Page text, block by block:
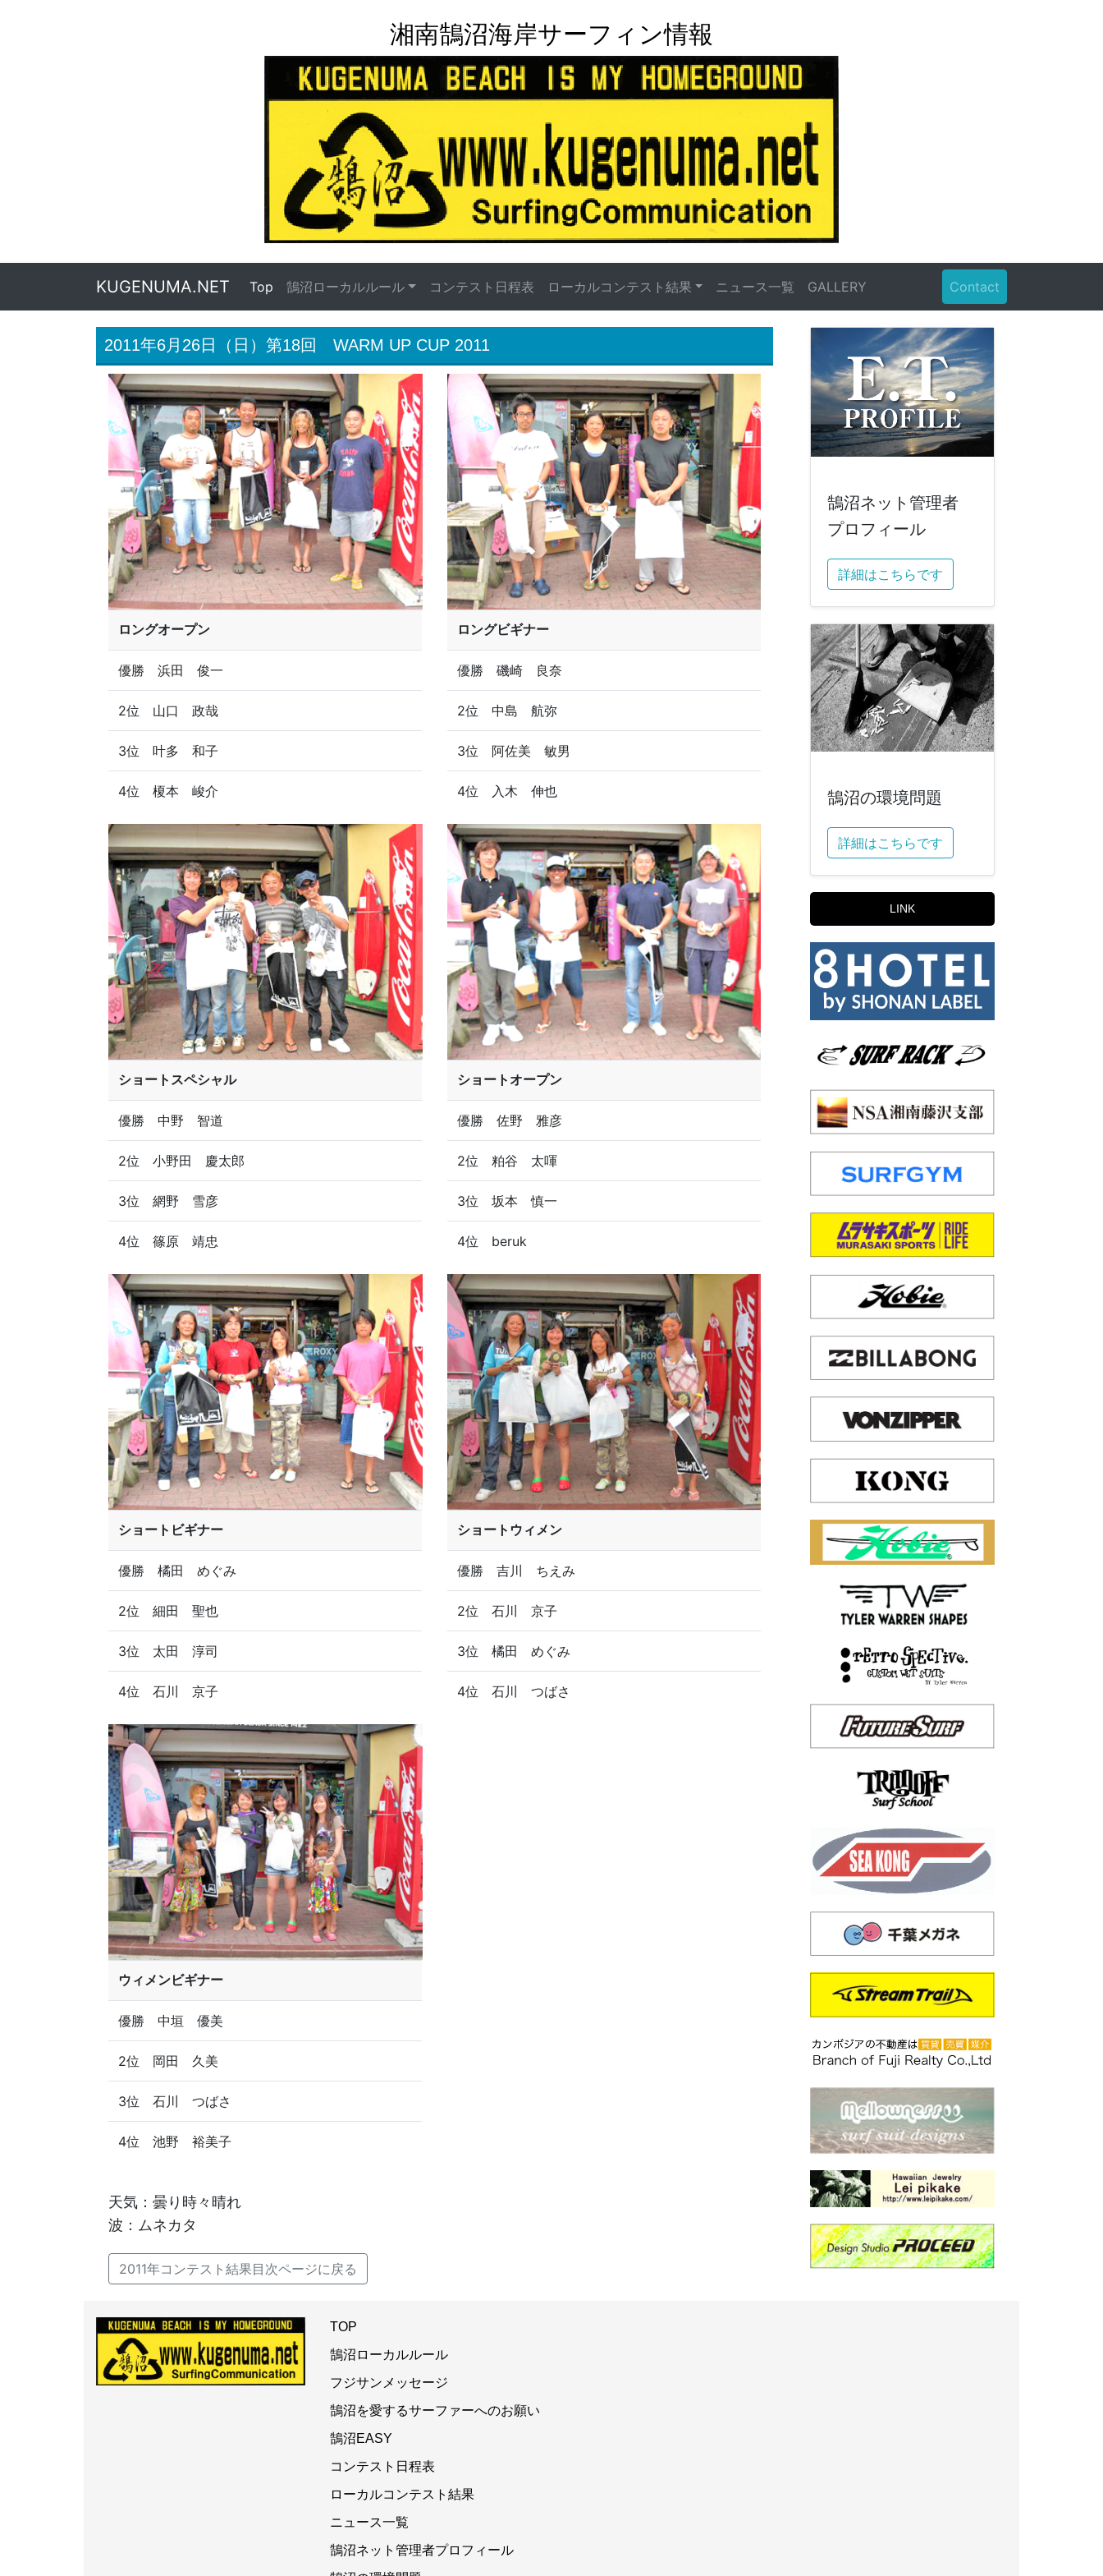
湘南鵠沼海岸サーフィン情報
KUGENUMA.NET Top (current)
鵠沼ローカルルール コンテスト日程表 ローカルコンテスト結果 ニュース一覧 GALLERY Contact
2011年6月26日（日）第18回 WARM UP CUP 2011
ロングオープン
優勝 浜田 俊一
2位 山口 政哉
3位 叶多 和子
4位 榎本 峻介
ロングビギナー
優勝 磯崎 良奈
2位 中島 航弥
3位 阿佐美 敏男
4位 入木 伸也
ショートスペシャル
優勝 中野 智道
2位 小野田 慶太郎
3位 網野 雪彦
4位 篠原 靖忠
ショートオープン
優勝 佐野 雅彦
2位 粕谷 太喗
3位 坂本 慎一
4位 beruk
ショートビギナー
優勝 橘田 めぐみ
2位 細田 聖也
3位 太田 淳司
4位 石川 京子
ショートウィメン
優勝 吉川 ちえみ
2位 石川 京子
3位 橘田 めぐみ
4位 石川 つばさ
ウィメンビギナー
優勝 中垣 優美
2位 岡田 久美
3位 石川 つばさ
4位 池野 裕美子
天気：曇り時々晴れ
波：ムネカタ
2011年コンテスト結果目次ページに戻る
鵠沼ネット管理者
プロフィール
詳細はこちらです
鵠沼の環境問題
詳細はこちらです
LINK
TOP
鵠沼ローカルルール
フジサンメッセージ
鵠沼を愛するサーファーへのお願い
鵠沼EASY
コンテスト日程表
ローカルコンテスト結果
ニュース一覧
鵠沼ネット管理者プロフィール